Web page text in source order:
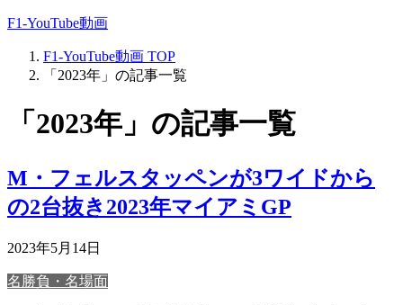
F1-YouTube動画
F1-YouTube動画 TOP
「2023年」の記事一覧
「2023年」の記事一覧
M・フェルスタッペンが3ワイドから
の2台抜き2023年マイアミGP
2023年5月14日
名勝負・名場面